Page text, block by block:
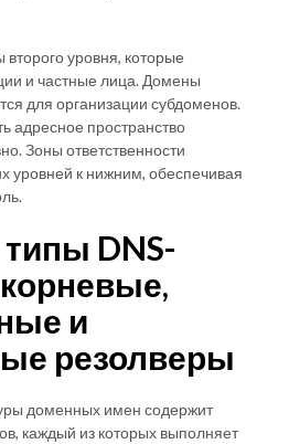
уровня, которые
и частные лица. Домены
для организации субдоменов.
адресное пространство
Зоны ответственности
уровней к нижним, обеспечивая
DNS-
и
резолверы
доменных имен содержит
каждый из которых выполняет